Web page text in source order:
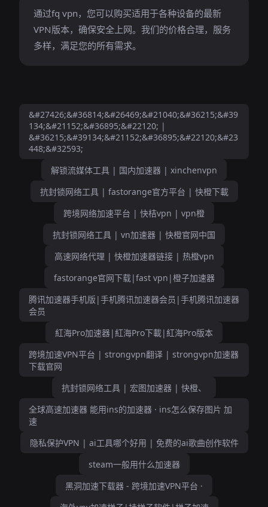
通过fq vpn，您可以购买适用于各种设备的最新
VPN版本，确保安全上网。我们的价格合理，服务
多样，满足您的所有需求。
&#27426;&#36814;&#26469;&#21040;&#36215;&#39
134;&#21152;&#36895;&#22120; |
&#36215;&#39134;&#21152;&#36895;&#22120;&#23
448;&#32593;
解锁流媒体工具 | 国内加速器 | xinchenvpn
抗封锁网络工具 | fastorange官方平台 | 快橙下載
跨境网络加速平台 | 快桔vpn | vpn橙
抗封锁网络工具 | vn加速器 | 快橙官网中国
高速网络代理 | 快橙加速器链接 | 热橙vpn
fastorange官网下载|fast vpn|橙子加速器
腾讯加速器手机版|手机腾讯加速器会员|手机腾讯加速器
会员
紅海Pro加速器|紅海Pro下載|紅海Pro版本
跨境加速VPN平台 | strongvpn翻译 | strongvpn加速器
下载官网
抗封锁网络工具 | 宏图加速器 | 快橙、
全球高速加速器 能用ins的加速器 · ins怎么保存图片 加
速
隐私保护VPN | ai工具哪个好用 | 免费的ai歌曲创作软件
steam一般用什么加速器
黑洞加速下载器 - 跨境加速VPN平台 ·